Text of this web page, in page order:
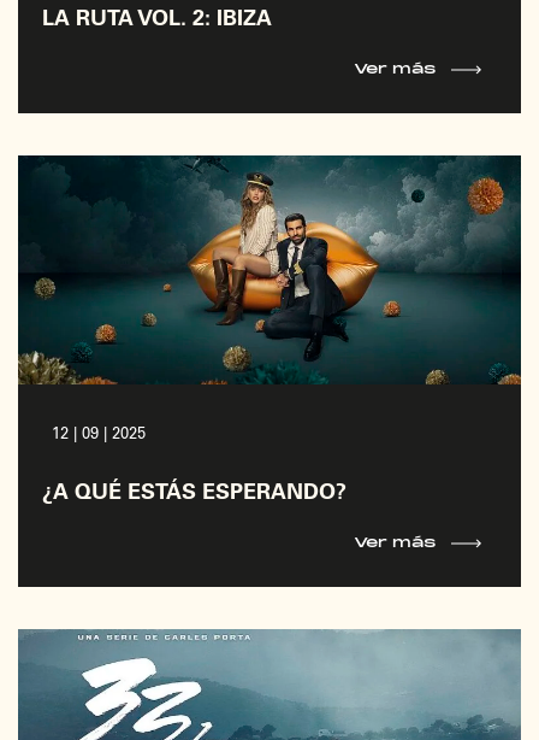
LA RUTA VOL. 2: IBIZA
Ver más
12 | 09 | 2025
¿A QUÉ ESTÁS ESPERANDO?
Ver más